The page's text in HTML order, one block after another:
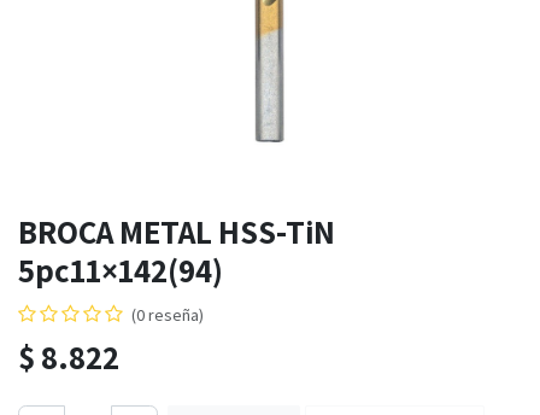
BROCA METAL HSS-TiN
5pc11×142(94)
(0 reseña)
$8.822